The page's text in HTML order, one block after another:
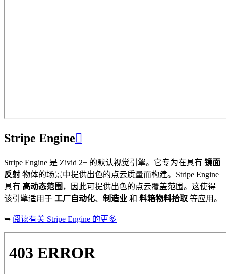
Stripe Engine
Stripe Engine 是 Zivid 2+ 的默认视觉引擎。它专为在具有 镜面
反射 物体的场景中提供出色的点云质量而构建。Stripe Engine
具有 高动态范围 ，因此可提供出色的点云覆盖范围。这使得
该引擎适用于 工厂自动化、 制造业 和 料箱物料拾取 等应用。
➥ 阅读有关 Stripe Engine 的更多